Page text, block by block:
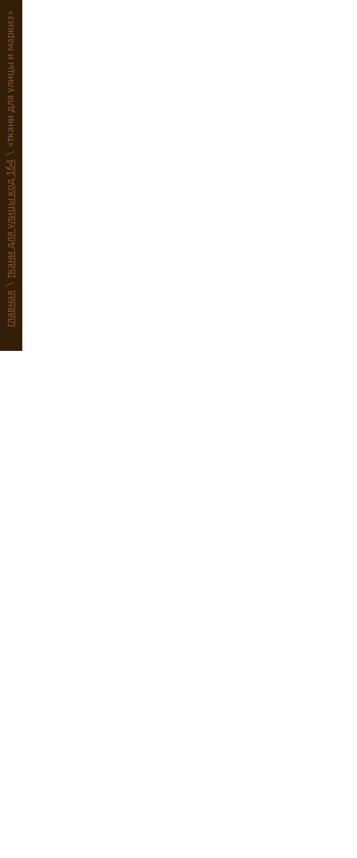
главная
\
ткани для улицы код 164
\
«ткани для улицы и маркиз»